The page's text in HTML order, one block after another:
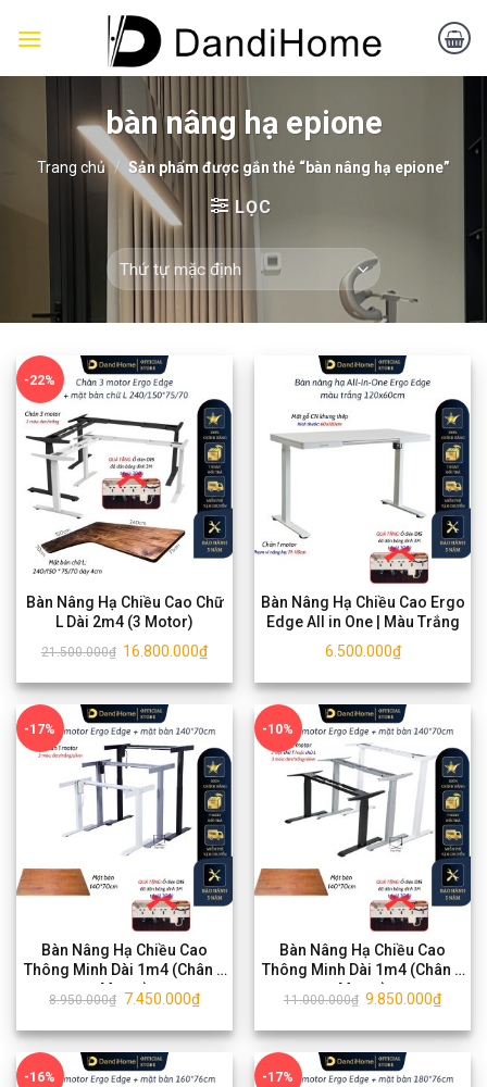
bàn nâng hạ epione
Trang chủ / Sản phẩm được gắn thẻ “bàn nâng hạ epione”
LỌC
-22%
Bàn Nâng Hạ Chiều Cao Chữ
L Dài 2m4 (3 Motor)
21.500.000₫ 16.800.000₫
Bàn Nâng Hạ Chiều Cao Ergo
Edge All in One | Màu Trắng
6.500.000₫
-17%
Bàn Nâng Hạ Chiều Cao
Thông Minh Dài 1m4 (Chân 1
Motor)
8.950.000₫ 7.450.000₫
-10%
Bàn Nâng Hạ Chiều Cao
Thông Minh Dài 1m4 (Chân 2
Motor)
11.000.000₫ 9.850.000₫
-16% -17%